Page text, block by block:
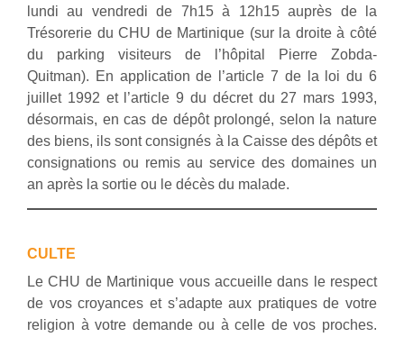
lundi au vendredi de 7h15 à 12h15 auprès de la
Trésorerie du CHU de Martinique (sur la droite à côté
du parking visiteurs de l’hôpital Pierre Zobda-
Quitman). En application de l’article 7 de la loi du 6
juillet 1992 et l’article 9 du décret du 27 mars 1993,
désormais, en cas de dépôt prolongé, selon la nature
des biens, ils sont consignés à la Caisse des dépôts et
consignations ou remis au service des domaines un
an après la sortie ou le décès du malade.
CULTE
Le CHU de Martinique vous accueille dans le respect
de vos croyances et s’adapte aux pratiques de votre
religion à votre demande ou à celle de vos proches.